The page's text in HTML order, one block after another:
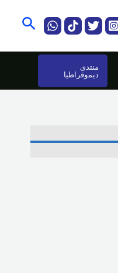
منتدى
ديموقراطيا